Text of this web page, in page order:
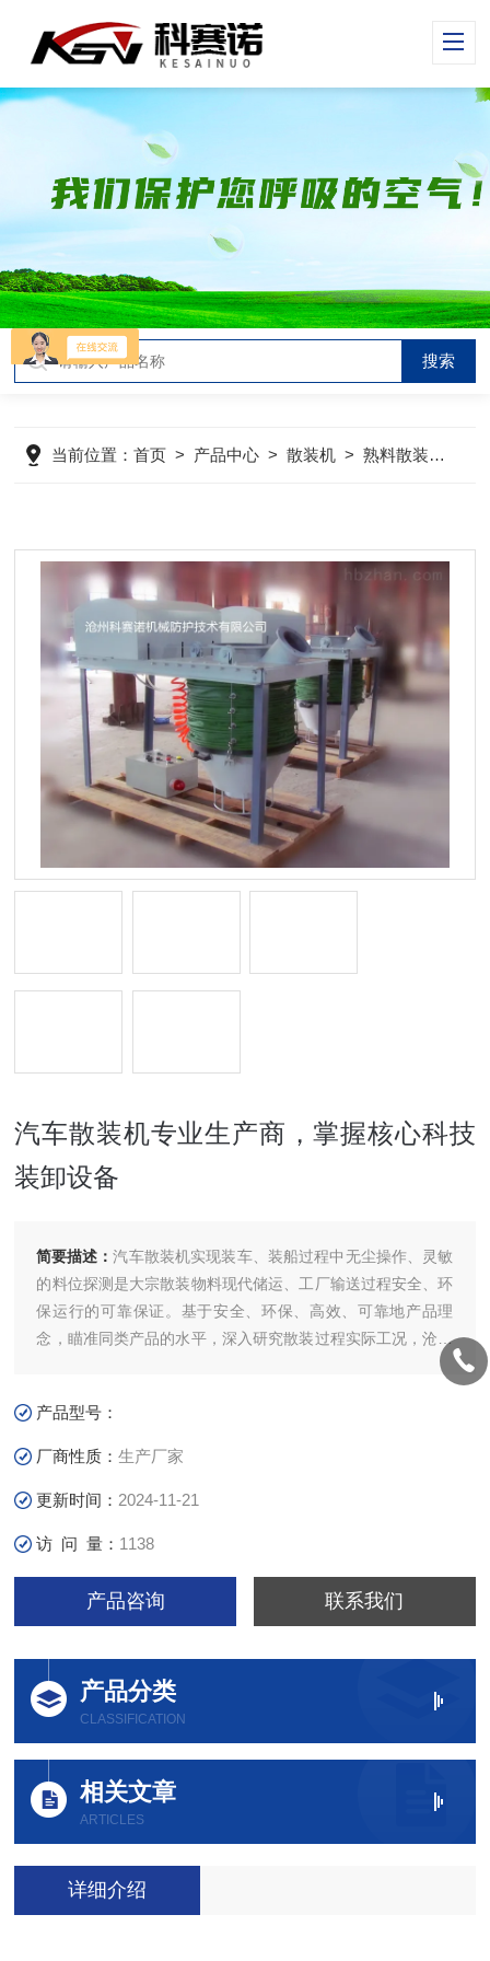
当前位置：首页 > 产品中心 >散装机 >熟料散装机
汽车散装机专业生产商，掌握核心科技
装卸设备
简要描述：汽车散装机实现装车、装船过程中无尘操作、灵敏
的料位探测是大宗散装物料现代储运、工厂输送过程安全、环
保运行的可靠保证。基于安全、环保、高效、可靠地产品理
念，瞄准同类产品的水平，深入研究散装过程实际工况，沧州
科赛诺开发了系列化汽车散装机，以满足各行业不断提升安
产品型号：
厂商性质：生产厂家
更新时间： 2024-11-21
访 问 量： 1138
产品咨询 联系我们
产品分类
CLASSIFICATION
相关文章
ARTICLES
详细介绍